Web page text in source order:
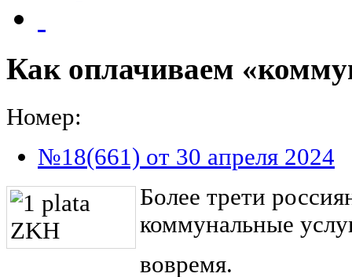
Как оплачиваем
Номер:
№18(661) от 30 апреля 2024
Более трети
коммунальные
вовремя.